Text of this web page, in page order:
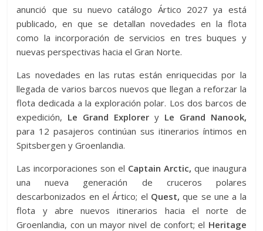
anunció que su nuevo catálogo Ártico 2027 ya está
publicado, en que se detallan novedades en la flota
como la incorporación de servicios en tres buques y
nuevas perspectivas hacia el Gran Norte.
Las novedades en las rutas están enriquecidas por la
llegada de varios barcos nuevos que llegan a reforzar la
flota dedicada a la exploración polar. Los dos barcos de
expedición, Le Grand Explorer yLe Grand Nanook,
para 12 pasajeros continúan sus itinerarios íntimos en
Spitsbergen y Groenlandia.
Las incorporaciones son el Captain Arctic, que inaugura
una nueva generación de cruceros polares
descarbonizados en el Ártico; el Quest, que se une a la
flota y abre nuevos itinerarios hacia el norte de
Groenlandia, con un mayor nivel de confort; el Heritage